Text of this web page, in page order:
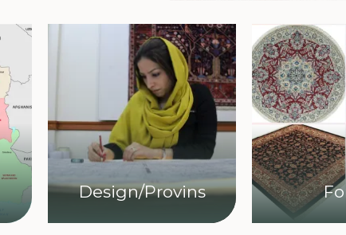
Design/Provins